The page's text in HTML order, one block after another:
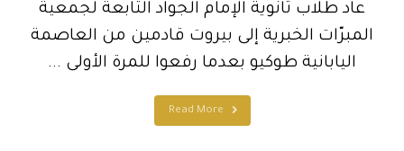
عاد طلاب ثانوية الإمام الجواد التابعة لجمعية
المبرّات الخبرية إلى بيروت قادمين من العاصمة
اليابانية طوكيو بعدما رفعوا للمرة الأولى ...
Read More